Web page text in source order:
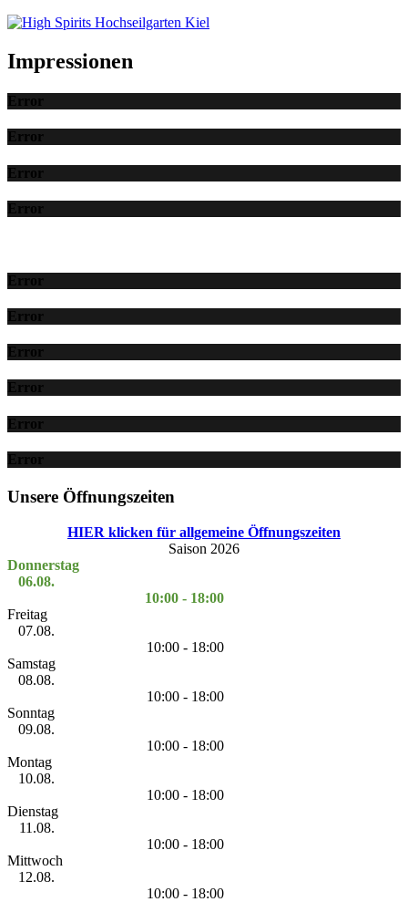
Impressionen
Error
Error
Error
Error
Error
Error
Error
Error
Error
Error
Unsere Öffnungszeiten
HIER klicken für allgemeine Öffnungszeiten
Saison 2026
Donnerstag
06.08.
10:00 - 18:00
Freitag
07.08.
10:00 - 18:00
Samstag
08.08.
10:00 - 18:00
Sonntag
09.08.
10:00 - 18:00
Montag
10.08.
10:00 - 18:00
Dienstag
11.08.
10:00 - 18:00
Mittwoch
12.08.
10:00 - 18:00